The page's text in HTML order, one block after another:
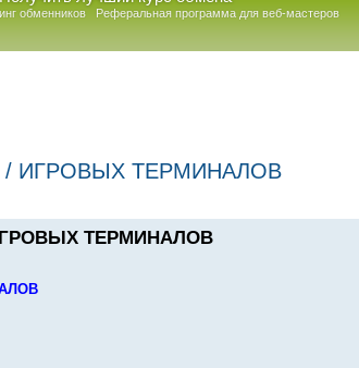
обменников Реферальная программа для веб-мастеров
ИГРОВЫХ ТЕРМИНАЛОВ
ТЕРМИНАЛОВ